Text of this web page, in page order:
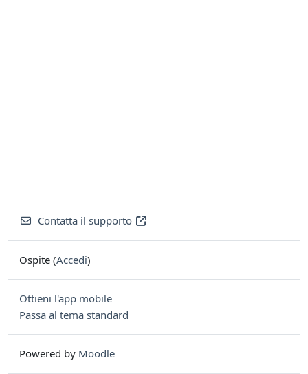
Contatta il supporto
Ospite (Accedi)
Ottieni l'app mobile
Passa al tema standard
Powered by Moodle